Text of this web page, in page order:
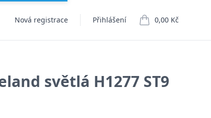
Nová registrace Přihlášení 0,00 Kč
položek v košíku
světlá H1277 ST9